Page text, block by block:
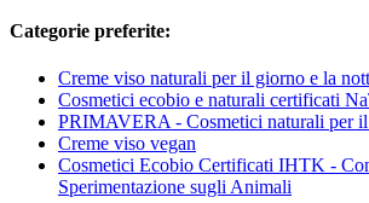
Categorie preferite:
Creme viso naturali per il giorno e la
Cosmetici ecobio e naturali certificati
PRIMAVERA - Cosmetici naturali per
Creme viso vegan
Cosmetici Ecobio Certificati IHTK -
Sperimentazione sugli Animali